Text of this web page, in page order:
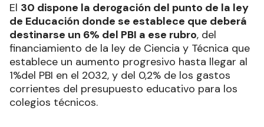
El 30 dispone la derogación del punto de la ley
de Educación donde se establece que deberá
destinarse un 6% del PBI a ese rubro, del
financiamiento de la ley de Ciencia y Técnica que
establece un aumento progresivo hasta llegar al
1%del PBI en el 2032, y del 0,2% de los gastos
corrientes del presupuesto educativo para los
colegios técnicos.